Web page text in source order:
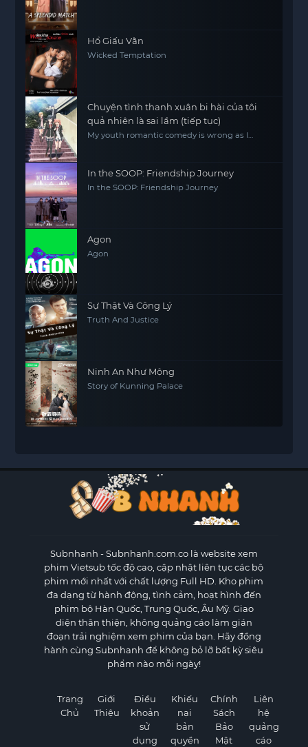
Hổ Giấu Vằn
Wicked Temptation
Chuyện tình thanh xuân bi hài của tôi
quả nhiên là sai lầm (tiếp tục)
My youth romantic comedy is wrong as I
In the SOOP: Friendship Journey
In the SOOP: Friendship Journey
Agon
Agon
Sự Thật Và Công Lý
Truth And Justice
Ninh An Như Mộng
Story of Kunning Palace
Subnhanh - Subnhanh.com.co là website xem
phim Vietsub tốc độ cao, cập nhật liên tục các bộ
phim mới nhất với chất lượng Full HD. Kho phim
đa dạng từ hành động, tình cảm, hoạt hình đến
phim bộ Hàn Quốc, Trung Quốc, Âu Mỹ. Giao
diện thân thiện, không quảng cáo làm gián
đoạn trải nghiệm xem phim của bạn. Hãy đồng
hành cùng Subnhanh để không bỏ lỡ bất kỳ siêu
phẩm nào mỗi ngày!
Trang
Chủ
Giới
Thiệu
Điều
khoản
sử
dụng
Khiếu
nại
bản
quyền
Chính
Sách
Bảo
Mật
Liên
hệ
quảng
cáo